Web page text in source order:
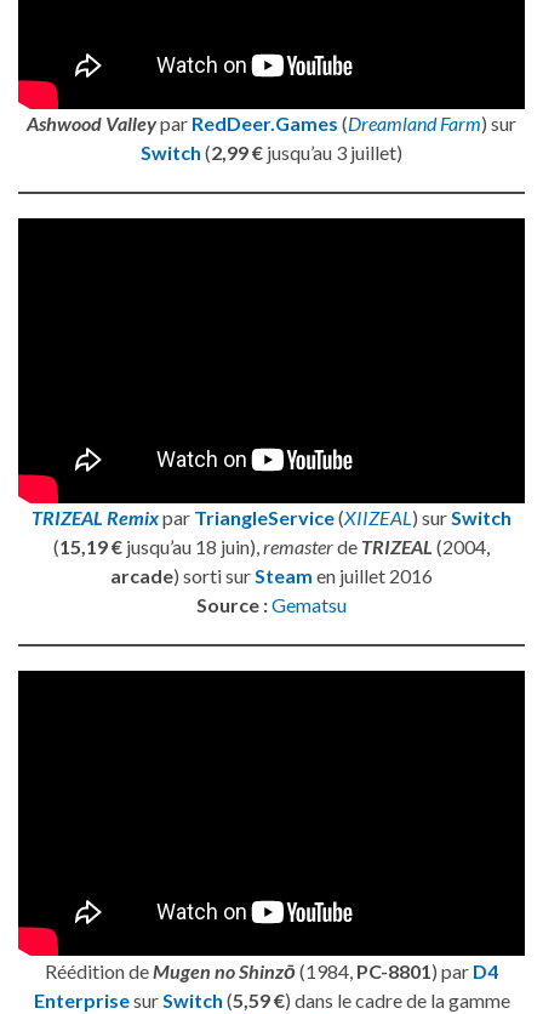
Ashwood Valleypar RedDeer.Games (Dreamland Farm) sur
Switch (2,99 € jusqu’au 3 juillet)
TRIZEAL Remixpar TriangleService(XIIZEAL) surSwitch
(15,19 € jusqu’au 18 juin),remasterde TRIZEAL (2004,
arcade) sorti surSteam en juillet 2016
Source :Gematsu
Réédition de Mugen no Shinzō(1984, PC-8801 ) par D4
Enterprisesur Switch (5,59 €) dans le cadre de la gamme